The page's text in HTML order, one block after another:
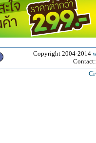
Copyright 2004-2014